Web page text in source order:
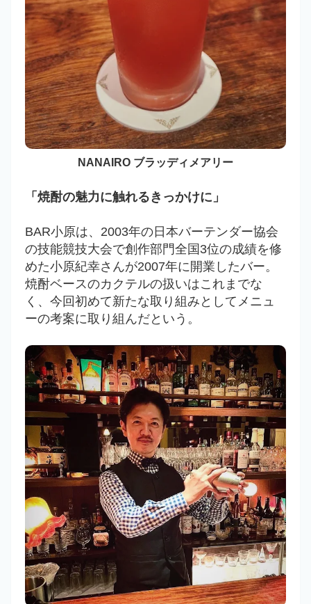
NANAIRO ブラッディメアリー
「焼酎の魅力に触れるきっかけに」
BAR小原は、2003年の日本バーテンダー協会
の技能競技大会で創作部門全国3位の成績を修
めた小原紀幸さんが2007年に開業したバー。
焼酎ベースのカクテルの扱いはこれまでな
く、今回初めて新たな取り組みとしてメニュ
ーの考案に取り組んだという。